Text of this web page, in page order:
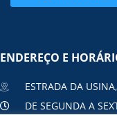
ENDEREÇO E
ESTRADA DA
DE SEGUNDA A